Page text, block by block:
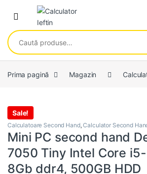
Skip to navigation
Skip to content
Open
Caută după:
Prima pagină Magazin
Sale!
Calculatoare Second Hand,Calculator Second
Mini PC second hand
7050 Tiny Intel Core
8Gb ddr4, 500GB HDD